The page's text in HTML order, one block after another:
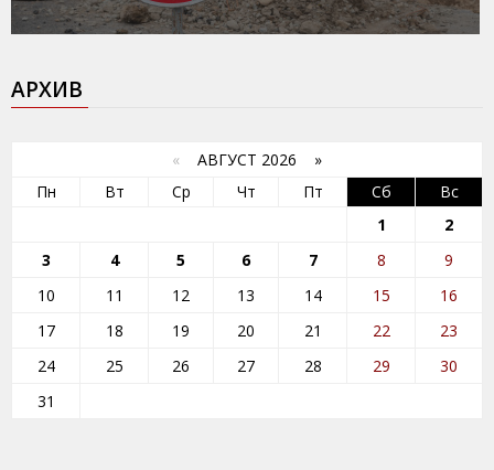
АРХИВ
« АВГУСТ 2026 »
Пн
Вт Ср Чт Пт Сб
Вс
1
2
3
4 5 6 7 8
9
10
11 12 13 14 15
16
17
18 19 20 21 22
23
24
25 26 27 28 29
30
31